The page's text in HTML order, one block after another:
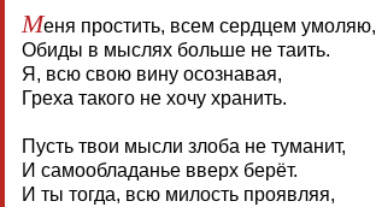
Меня простить, всем сердцем умоляю,
Обиды в мыслях больше не таить.
Я, всю свою вину осознавая,
Греха такого не хочу хранить.
Пусть твои мысли злоба не туманит,
И самообладанье вверх берёт.
И ты тогда, всю милость проявляя,